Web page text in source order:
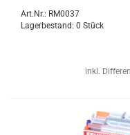
Art.Nr.: RM0037
Lagerbestand: 0 Stück
inkl.